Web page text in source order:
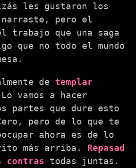
les gustaron los
narraste, pero el
trabajo que una saga
que no todo el mundo
de templar
Lo vamos a hacer
partes que dure esto
pero de lo que te
ahora es de lo
más arriba. Repasad
contras todas juntas.